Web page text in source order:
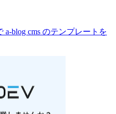
a-blog cms のテンプレートを